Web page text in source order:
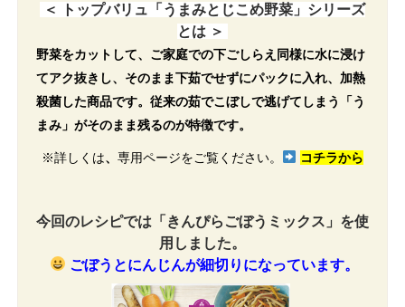
＜ トップバリュ「うまみとじこめ野菜」シリーズ
とは ＞
野菜をカットして、ご家庭での下ごしらえ同様に水に浸け
てアク抜きし、そのまま下茹でせずにパックに入れ、加熱
殺菌した商品です。従来の茹でこぼしで逃げてしまう「う
まみ」がそのまま残るのが特徴です。
※詳しくは、専用ページをご覧ください。 コチラから
今回のレシピでは「きんぴらごぼうミックス」を使
用しました。
ごぼうとにんじんが細切りになっています。